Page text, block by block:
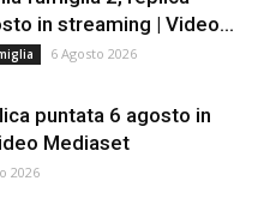
in streaming | Video...
6 Agosto 2026
puntata 6 agosto in
Mediaset
2026